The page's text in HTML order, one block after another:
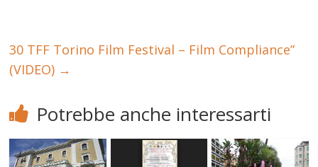
30 TFF Torino Film Festival – Film Compliance”
(VIDEO) →
Potrebbe anche interessarti